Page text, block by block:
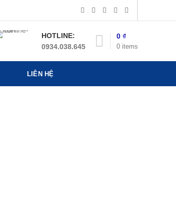
HOTLINE:
0934.038.645
0 items
0 ₫
LIÊN HỆ